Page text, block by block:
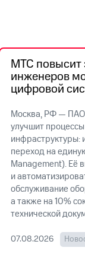
Медиа-центр
Пресс-
релизы
МТС
о
МТС повысит
инженеров
цифровой
Москва, РФ — ПАО
улучшит
инфраструктуры:
переход на
Management). Её
и
обслуживание
а также на 10%
технической
07.08.2026